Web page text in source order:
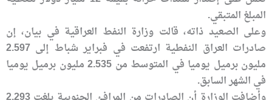
المبلغ المتبقي.
وعلى الصعيد ذاته، قالت وزارة النفط العراقية في بيان، إن
صادرات العراق النفطية ارتفعت في فبراير شباط إلى 2.597
مليون برميل يوميا في المتوسط من 2.535 مليون برميل يوميا
في الشهر السابق.